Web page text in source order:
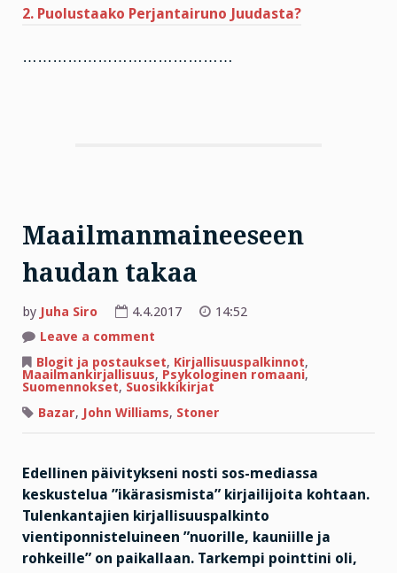
2. Puolustaako Perjantairuno Juudasta?
……………………………………
Maailmanmaineeseen
haudan takaa
by Juha Siro 4.4.2017
14:52
Leave a comment
haudan
takaa
Blogit ja postaukset, Kirjallisuuspalkinnot,
Maailmankirjallisuus, Psykologinen romaani,
Suomennokset, Suosikkikirjat
Bazar, John Williams, Stoner
Edellinen päivitykseni nosti sos-mediassa
keskustelua ”ikärasismista” kirjailijoita kohtaan.
Tulenkantajien kirjallisuuspalkinto
vientiponnisteluineen ”nuorille, kauniille ja
rohkeille” on paikallaan. Tarkempi pointtini oli,